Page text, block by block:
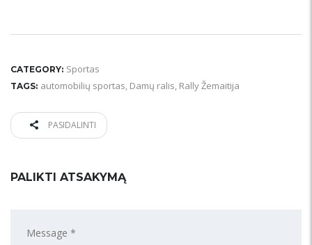
CATEGORY: Sportas
TAGS: automobilių sportas, Damų ralis, Rally Žemaitija
PASIDALINTI
PALIKTI ATSAKYMĄ